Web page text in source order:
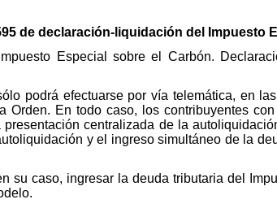
de declaración-liquidación del Impuesto
Especial sobre el Carbón.
podrá efectuarse por vía telemática, en
Orden. En todo caso, los contribuyentes
centralizada de la
y el ingreso simultáneo de la
su caso, ingresar la deuda tributaria del